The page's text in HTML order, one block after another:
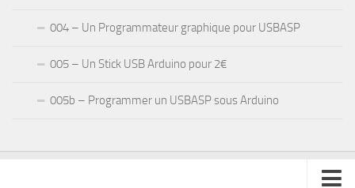
004 – Un Programmateur graphique pour USBASP
005 – Un Stick USB Arduino pour 2€
005b – Programmer un USBASP sous Arduino